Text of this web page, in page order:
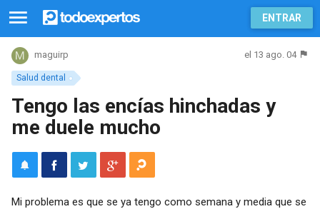
ENTRAR
Salud dental
maguirp el 13 ago. 04
Tengo las encías hinchadas y
me duele mucho
Mi problema es que se ya tengo como semana y media que se